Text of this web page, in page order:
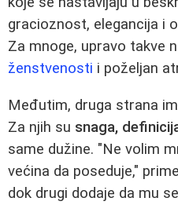
gracioznost, elegancija i
Za mnoge, upravo takve
ženstvenosti i poželjan
Međutim, druga strana
Za njih su snaga,
same dužine. "Ne volim
većina da poseduje,"
dok drugi dodaje da mu